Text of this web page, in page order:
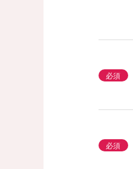
必須
必須